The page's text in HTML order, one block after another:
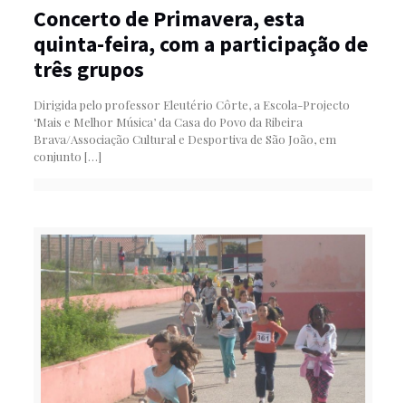
Concerto de Primavera, esta
quinta-feira, com a participação de
três grupos
Dirigida pelo professor Eleutério Côrte, a Escola-Projecto
‘Mais e Melhor Música’ da Casa do Povo da Ribeira
Brava/Associação Cultural e Desportiva de São João, em
conjunto […]